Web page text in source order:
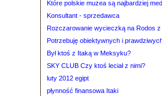
Które polskie muzea są najbardziej
Konsultant - sprzedawca
Rozczarowanie wycieczką na Rodos z
Potrzebuję obiektywnych i
Był ktoś z Itaką w Meksyku?
SKY CLUB Czy ktoś leciał z nimi?
luty 2012 egipt
płynność finansowa Itaki